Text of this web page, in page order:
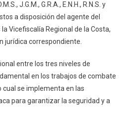
J.G.M., G.R.A., E.N.H., R.N.S. y
a disposición del agente del
Vicefiscalía Regional de la Costa,
jurídica correspondiente.
entre los tres niveles de
en los trabajos de combate
se implementa en las
para garantizar la seguridad y a